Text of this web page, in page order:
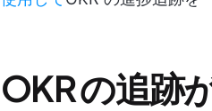
OKR の追跡